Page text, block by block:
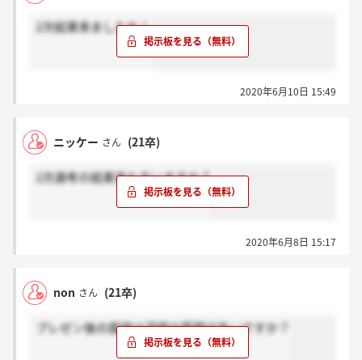
2次結果来ましたね！
2020年6月10日 15:49
ニッケー さん (21卒)
2次選考の結果来た方いますか？
2020年6月8日 15:17
non さん (21卒)
プレゼン後の面接は深堀の質問が多いですか？